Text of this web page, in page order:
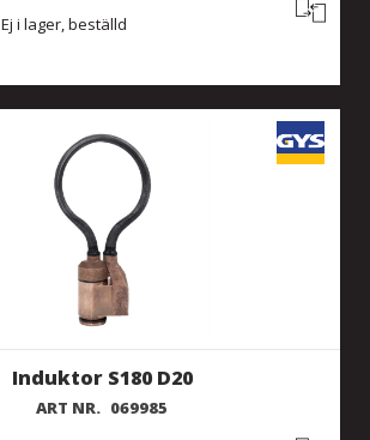
Ej i lager, beställd
Induktor S180 D20
ART NR. 069985